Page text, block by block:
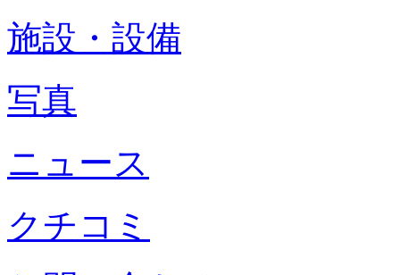
施設・設備
写真
ニュース
クチコミ